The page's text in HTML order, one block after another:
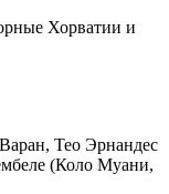
Хорватии и
Тео Эрнандес
(Коло Муани,